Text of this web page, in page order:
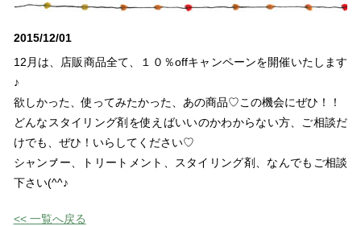
2015/12/01
12月は、店販商品全て、１０％offキャンペーンを開催いたします
♪
欲しかった、使ってみたかった、あの商品♡この機会にぜひ！！
どんなスタイリング剤を使えばいいのかわからない方、ご相談だ
けでも、ぜひ！いらしてください♡
シャンㇷ゚ー、トリートメント、スタイリング剤、なんでもご相談
下さい(^^♪
<< 一覧へ戻る